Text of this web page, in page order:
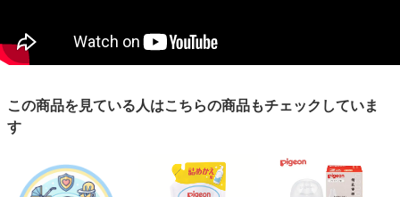
この商品を見ている人はこちらの商品もチェックしていま
す